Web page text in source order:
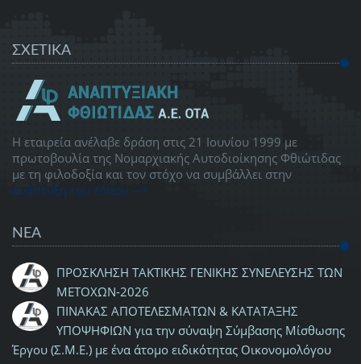
ΣΧΕΤΙΚΑ
Η εταιρεία ανέλαβε δράση στις 21 Ιουνίου 1999 με
πρωτοβουλία της Νομαρχιακής Αυτοδιοίκησης Φθιώτιδας
με τη φιλοδοξία και τον στόχο να συμβάλλει στην
ανάπτυξη του τόπου -->
ΝΕΑ
ΠΡΟΣΚΛΗΣΗ ΤΑΚΤΙΚΗΣ ΓΕΝΙΚΗΣ ΣΥΝΕΛΕΥΣΗΣ ΤΩΝ
ΜΕΤΟΧΩΝ-2026
ΠΙΝΑΚΑΣ ΑΠΟΤΕΛΕΣΜΑΤΩΝ & ΚΑΤΑΤΑΞΗΣ
ΥΠΟΨΗΦΙΩΝ για την σύναψη Σύμβασης Μίσθωσης
Έργου (Σ.Μ.Ε.) με ένα άτομο ειδικότητας Οικονομολόγου